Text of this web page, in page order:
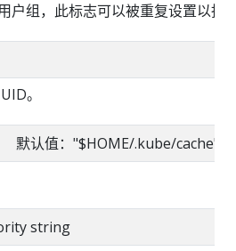
户组，此标志可以被重复设置以指
。
认值："$HOME/.kube/cache"
string